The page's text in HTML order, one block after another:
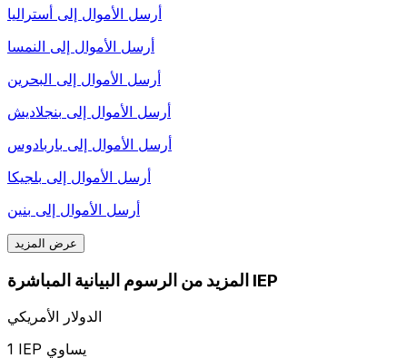
أرسل الأموال إلى أستراليا
أرسل الأموال إلى النمسا
أرسل الأموال إلى البحرين
أرسل الأموال إلى بنجلاديش
أرسل الأموال إلى باربادوس
أرسل الأموال إلى بلجيكا
أرسل الأموال إلى بنين
عرض المزيد
المزيد من الرسوم البيانية المباشرة IEP
الدولار الأمريكي
1 IEP يساوي